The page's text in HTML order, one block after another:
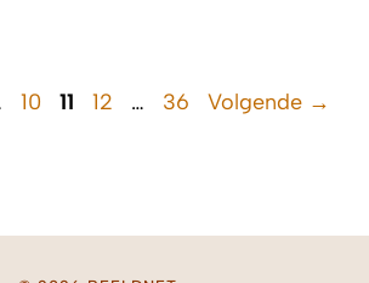
Pagina
10 Pagina
11 Pagina
12 … Pagina
36 Volgende →